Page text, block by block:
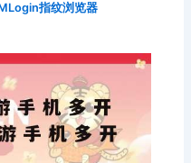
指纹浏览器